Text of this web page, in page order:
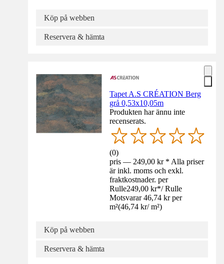
Köp på webben
Reservera & hämta
Tapet A.S CRÉATION Berg
grå 0,53x10,05m
Produkten har ännu inte
recenserats.
(0)
pris — 249,00 kr * Alla priser
är inkl. moms och exkl.
fraktkostnader. per
Rulle249,00 kr*/ Rulle
Motsvarar 46,74 kr per
m²(46,74 kr/ m²)
Köp på webben
Reservera & hämta